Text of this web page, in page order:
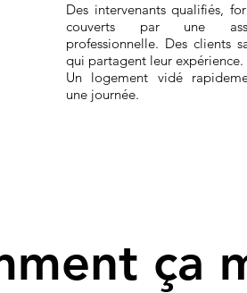
Des intervenants qualifiés,
couverts par une
professionnelle. Des clients
qui partagent leur expérience.
Un logement vidé
une journée.
ça